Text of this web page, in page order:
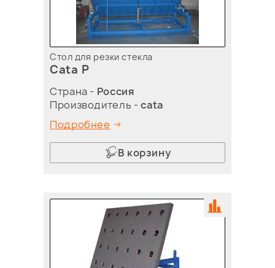
Стол для резки стекла
Cata P
Страна - Россия
Производитель -cata
Подробнее
В корзину